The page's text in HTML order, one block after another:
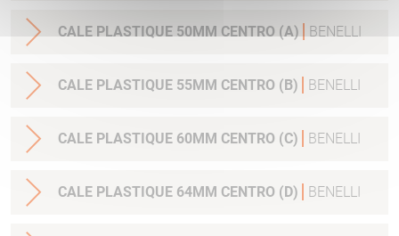
CALE PLASTIQUE 50MM CENTRO (A) BENELLI
CALE PLASTIQUE 55MM CENTRO (B) BENELLI
CALE PLASTIQUE 60MM CENTRO (C) BENELLI
CALE PLASTIQUE 64MM CENTRO (D) BENELLI